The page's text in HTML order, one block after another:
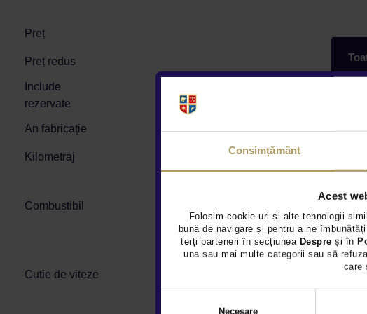
Consimțământ
Acest
Folosim cookie-uri și alte tehnologii
bună de navigare și pentru a ne
terți parteneri în secțiunea Despre și în
una sau mai multe categorii sau să
care
Necesare
Preț
Preț redus
Include
rezervate
An fabricație
Kilometraj
Combustibil
Cutie de viteze